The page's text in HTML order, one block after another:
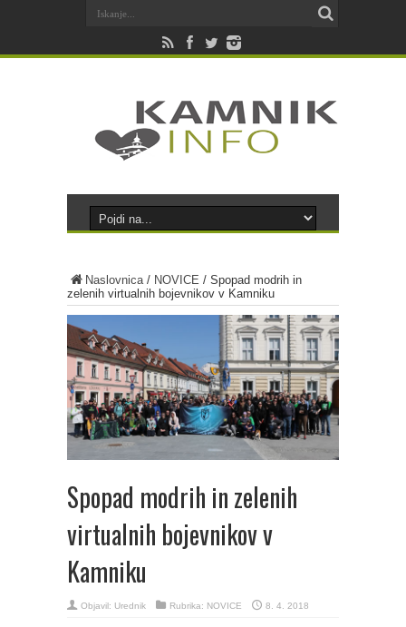
Naslovnica/ NOVICE / Spopad modrih in
zelenih virtualnih bojevnikov v Kamniku
Spopad modrih in zelenih
virtualnih bojevnikov v
Kamniku
Objavil: Urednik Rubrika: NOVICE 8. 4. 2018